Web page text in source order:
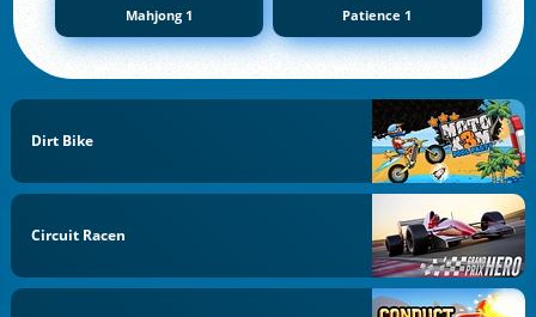
Mahjong 1 Patience 1
Dirt Bike
Circuit Racen